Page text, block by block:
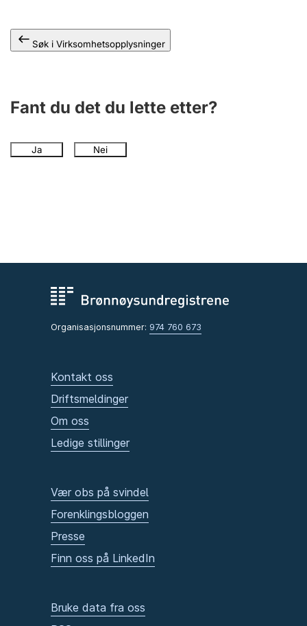
Søk i Virksomhetsopplysninger
Fant du det du lette etter?
Ja Nei
Organisasjonsnummer: 974 760 673
Kontakt oss
Driftsmeldinger
Om oss
Ledige stillinger
Vær obs på svindel
Forenklingsbloggen
Presse
Finn oss på LinkedIn
Bruke data fra oss